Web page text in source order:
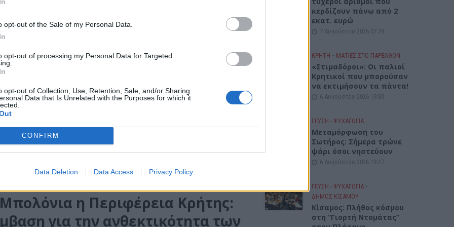
opt-out of the Sale of my Personal Data.
opt-out of processing my Personal Data for Targeted
opt-out of Collection, Use, Retention, Sale, and/or Sharing
Data that Is Unrelated with the Purposes for which it
CONFIRM
Data Deletion Data Access Privacy Policy
έκανε ένα top 18 των πόλεων με τους περισσότερους
οι Ευρωπαίοι δεν βάζουν air
και «σκάνε» από τον καύσωνα
και η Δυτική Ευρώπη βιώνουν αλλεπάλληλα κύματα καύσωνα τα τελευταία
η Περιφέρεια Κρήτης:
για την ανθεκτικότητα των
κερδίζουν πάνω από 2
εκατ. ευρώ
7 Αυγούστου 2026 07:39
ΚΡΗΤΗ • ΜΑΤΙΕΣ ΣΤΟ ΠΑΡΕΛΘΟΝ
«Στιμαδόροι»: Οι παλιοί
Κρητικοί που μπορούσαν
να εκτιμήσουν τα πάντα!
6 Αυγούστου 2026 19:30
ΓΕΎΣΗ - ΨΥΧΑΓΩΓΊΑ
Μεταμόρφωση του
Σωτήρος: Σήμερα τρώνε
ψάρι όσοι νηστεύουν
6 Αυγούστου 2026 19:27
ΓΕΎΣΗ - ΨΥΧΑΓΩΓΊΑ •
ΔΉΜΟΣ ΚΙΣΆΜΟΥ
Κίσαμος: Πλήθος κόσμου
στη “Γιορτή Ντομάτας”